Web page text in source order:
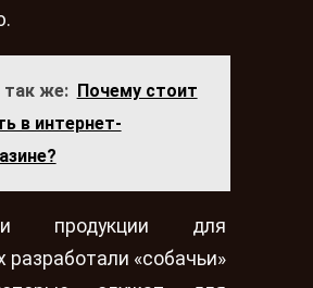
так же:
Почему стоит
в интернет-
продукции для
«собачьи»